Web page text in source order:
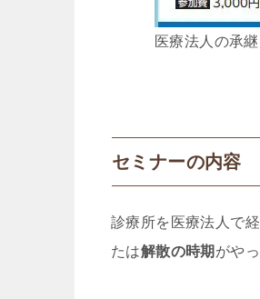
医療法人の承
セミナーの内容
診療所を医療法人で
たは解散の時期 がや